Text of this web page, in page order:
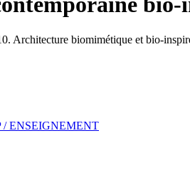
Architecture biomimétique et bio-
/ ENSEIGNEMENT